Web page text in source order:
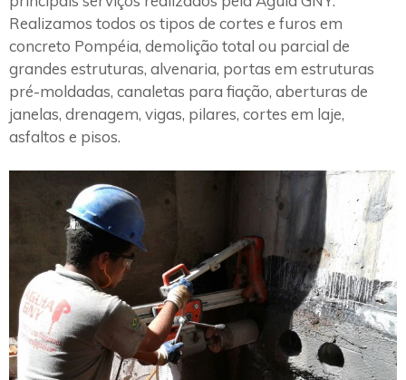
Realizamos todos os tipos de cortes e furos em
concreto Pompéia, demolição total ou parcial de
grandes estruturas, alvenaria, portas em estruturas
pré-moldadas, canaletas para fiação, aberturas de
janelas, drenagem, vigas, pilares, cortes em laje,
asfaltos e pisos.